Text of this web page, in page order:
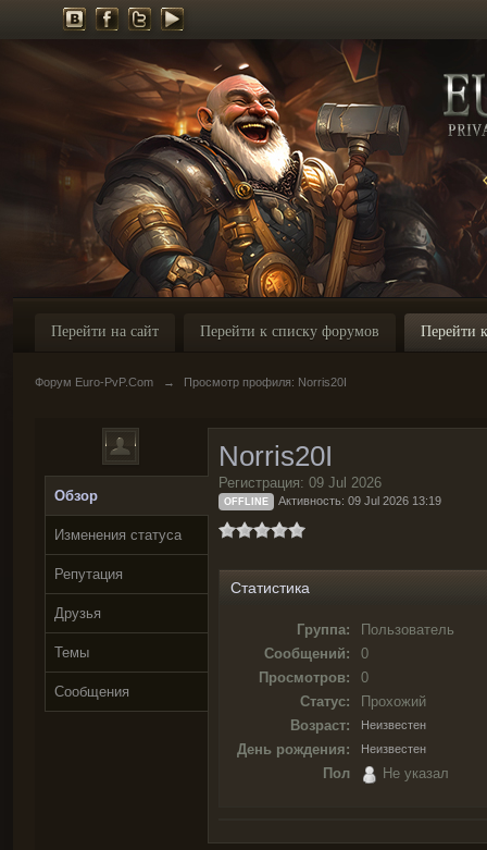
Перейти на сайт Перейти к списку форумов Перейти
Форум Euro-PvP.Com → Просмотр профиля: Norris20I
Обзор
Изменения статуса
Репутация
Друзья
Темы
Сообщения
Norris20I
Регистрация: 09 Jul 2026
OFFLINE Активность: 09 Jul 2026 13:19
Статистика
Группа:
Пользователь
Сообщений:
0
Просмотров:
0
Статус:
Прохожий
Возраст:
Неизвестен
День рождения: Неизвестен
Пол Не указал